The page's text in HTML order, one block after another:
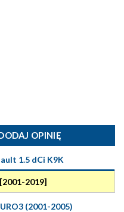
OPINIĘ
1.5 dCi K9K
2019]
(2001-2005)